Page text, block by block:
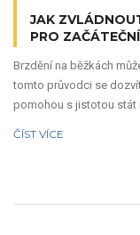
JAK
PRO
Brzdění na běžkách
tomto průvodci se
pomohou s jistotou stát
ČÍST VÍCE